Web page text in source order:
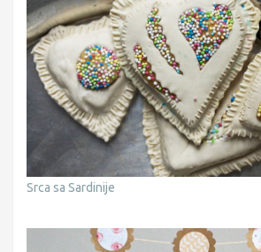
Srca sa Sardinije